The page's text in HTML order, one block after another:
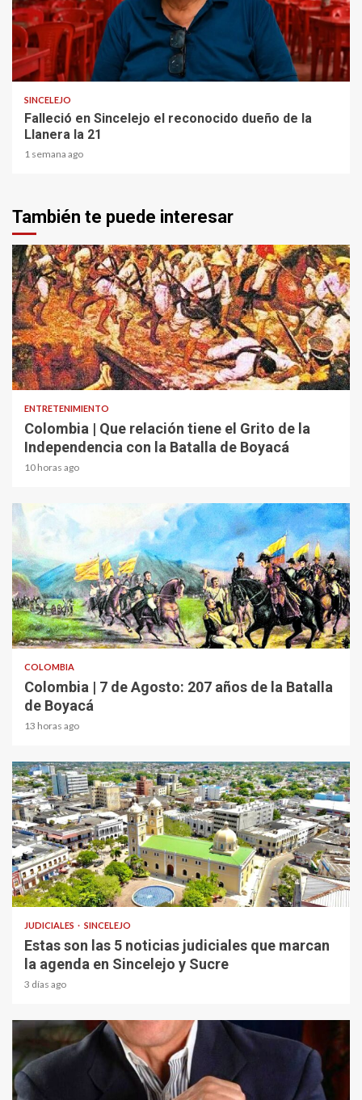
1 min read
SINCELEJO
Falleció en Sincelejo el reconocido dueño de la
Llanera la 21
1 semana ago
También te puede interesar
1 min read
ENTRETENIMIENTO
Colombia | Que relación tiene el Grito de la
Independencia con la Batalla de Boyacá
10 horas ago
2 min read
COLOMBIA
Colombia | 7 de Agosto: 207 años de la Batalla
de Boyacá
13 horas ago
1 min read
JUDICIALES SINCELEJO
Estas son las 5 noticias judiciales que marcan
la agenda en Sincelejo y Sucre
3 días ago